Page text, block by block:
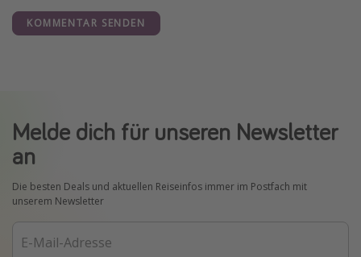
KOMMENTAR SENDEN
Melde dich für unseren Newsletter
an
Die besten Deals und aktuellen Reiseinfos immer im Postfach mit
unserem Newsletter